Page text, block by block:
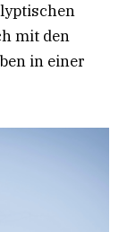
mit den
in einer